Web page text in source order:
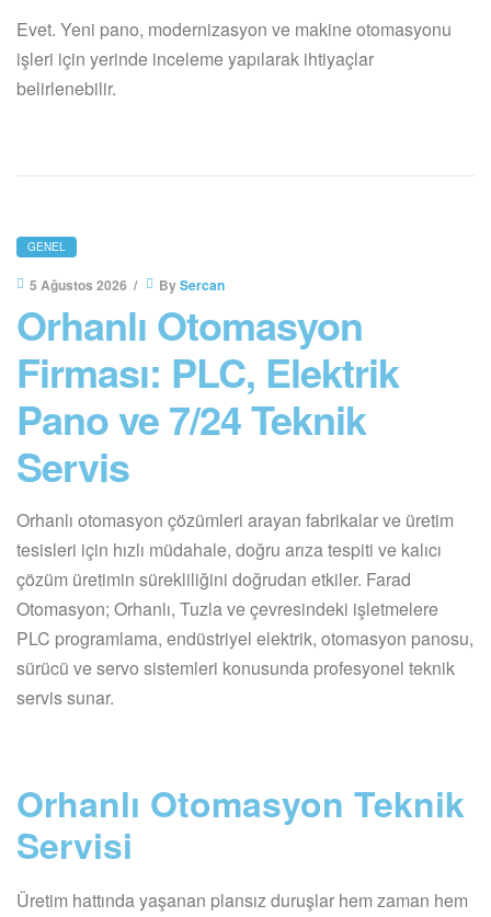
Evet. Yeni pano, modernizasyon ve makine otomasyonu
işleri için yerinde inceleme yapılarak ihtiyaçlar
belirlenebilir.
GENEL
5 Ağustos 2026 BySercan
Orhanlı Otomasyon
Firması: PLC, Elektrik
Pano ve 7/24 Teknik
Servis
Orhanlı otomasyon çözümleri arayan fabrikalar ve üretim
tesisleri için hızlı müdahale, doğru arıza tespiti ve kalıcı
çözüm üretimin sürekliliğini doğrudan etkiler. Farad
Otomasyon; Orhanlı, Tuzla ve çevresindeki işletmelere
PLC programlama, endüstriyel elektrik, otomasyon panosu,
sürücü ve servo sistemleri konusunda profesyonel teknik
servis sunar.
Orhanlı Otomasyon Teknik
Servisi
Üretim hattında yaşanan plansız duruşlar hem zaman hem